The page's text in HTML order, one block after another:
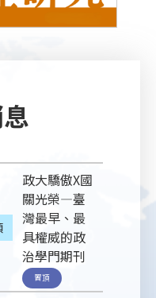
政大驕傲X國
關光榮—臺
灣最早、最
具權威的政
治學門期刊
置頂